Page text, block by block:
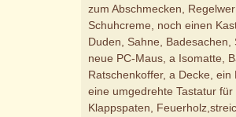
zum Abschmecken,
Schuhcreme, noch einen
Duden, Sahne, Badesachen,
neue PC-Maus, a Isomatte,
Ratschenkoffer, a Decke, ein
eine umgedrehte Tastatur für
Klappspaten,